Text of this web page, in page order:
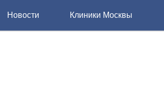
Новости Клиники Москвы